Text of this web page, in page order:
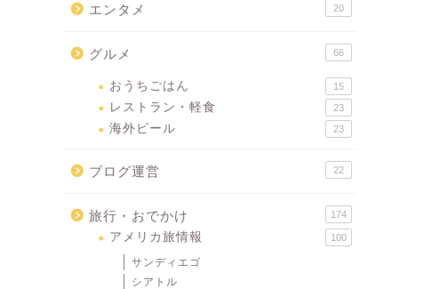
エンタメ 20
グルメ 66
おうちごはん 15
レストラン・軽食 23
海外ビール 23
ブログ運営 22
旅行・おでかけ 174
アメリカ旅情報 100
サンディエゴ
シアトル